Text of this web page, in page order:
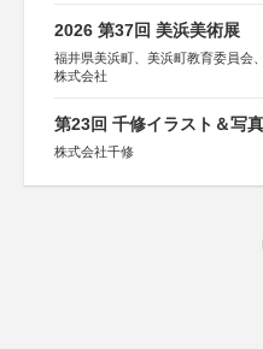
2026 第37回 美浜美術展
福井県美浜町、美浜町教育委員会
株式会社
第23回 千修イラスト＆写
株式会社千修